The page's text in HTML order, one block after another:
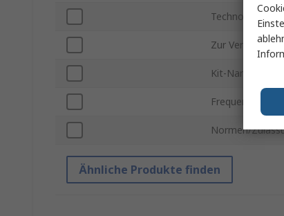
Technologie
Zur
Kit-Name
Frequenz max.
Normen/
Ähnliche Produkte finden